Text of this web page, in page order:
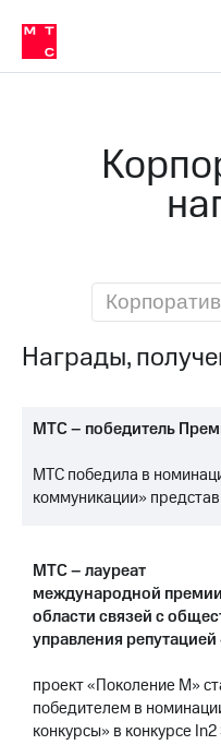
Медиа-центр
и акционерам
Устойчивое развитие
Комплаенс и деловая этика
компании
Карьера
в МТС
региона
информация
Пресс-
релизы
Достижения
Интервью
отчетность
Контакты
в МТС
Награды,
МТС – победитель
МТС победила в
коммуникации»
МТС – лауреат
международной
области связей с
управления
проект «Поколение М»
победителем в
конкурсы» в конкурсе